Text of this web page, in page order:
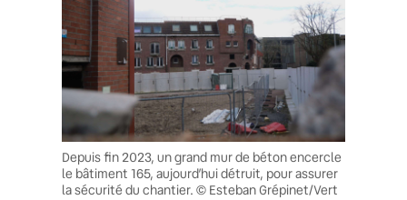
Depuis fin 2023, un grand mur de béton encercle
le bâtiment 165, aujourd’hui détruit, pour assurer
la sécurité du chantier. © Esteban Grépinet/Vert